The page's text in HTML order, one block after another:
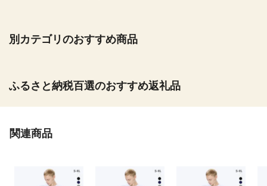
別カテゴリのおすすめ商品
ふるさと納税百選のおすすめ返礼品
関連商品